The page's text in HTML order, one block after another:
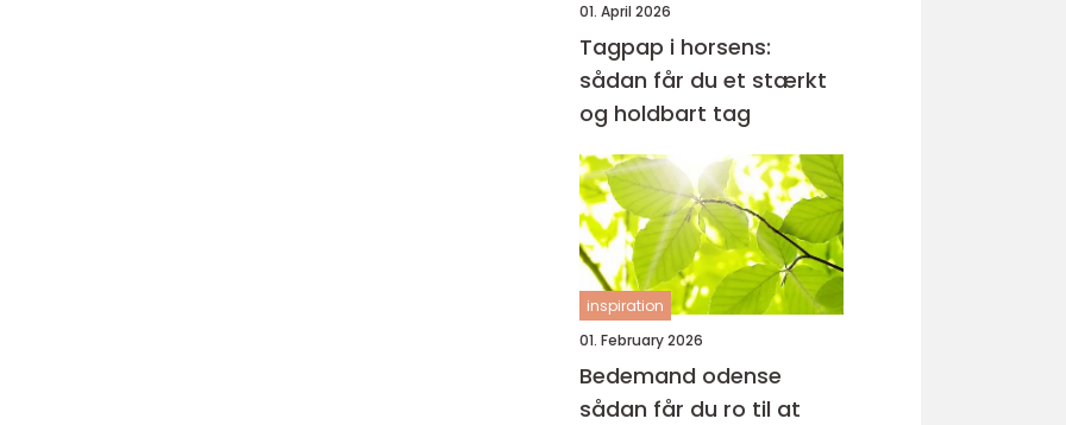
01. April 2026
Tagpap i horsens:
sådan får du et stærkt
og holdbart tag
inspiration
01. February 2026
Bedemand odense
sådan får du ro til at